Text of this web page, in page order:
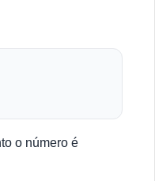
o número é